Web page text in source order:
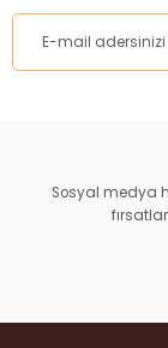
Ürün
Ürün fiyatı
Sosyal medya